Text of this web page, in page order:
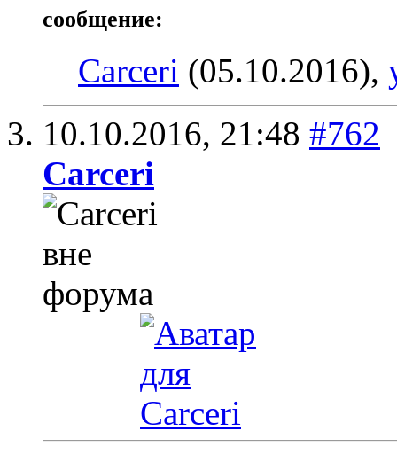
сообщение:
Carceri (05.10.2016),
10.10.2016, 21:48 #762
Carceri